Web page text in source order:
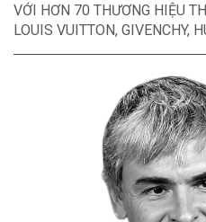
VỚI HƠN 70 THƯƠNG HIỆU
LOUIS VUITTON, GIVENCHY,